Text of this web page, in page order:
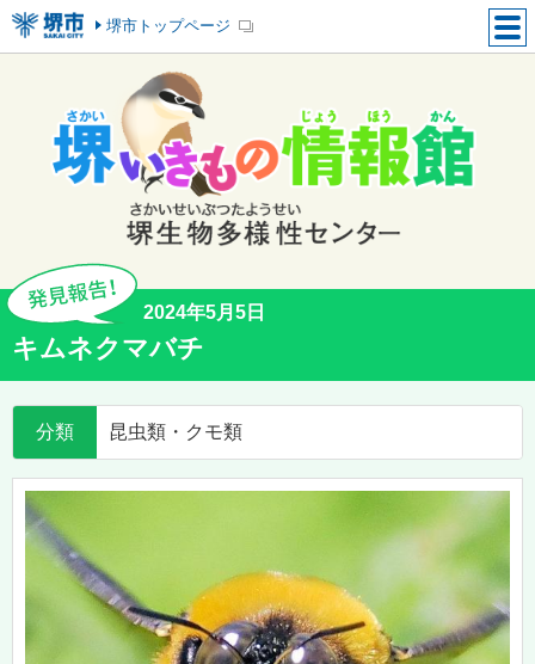
堺市トップページ
2024年5月5日
キムネクマバチ
分類 昆虫類・クモ類